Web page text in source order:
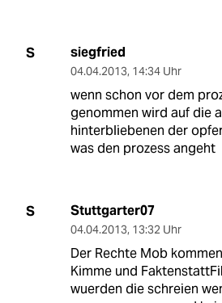
S siegfried
04.04.2013, 14:34 Uhr
wenn schon vor dem
genommen wird auf die
hinterbliebenen der
was den prozess angeht
S Stuttgarter07
04.04.2013, 13:32 Uhr
Der Rechte Mob
Kimme und
wuerden die schreien